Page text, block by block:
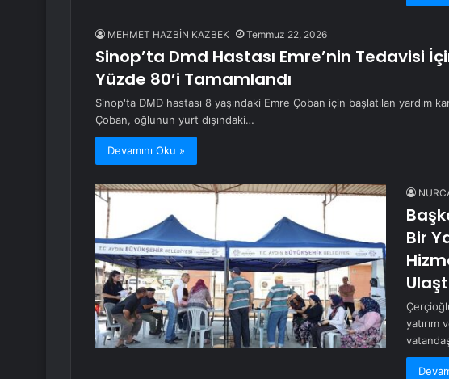
MEHMET HAZBİN KAZBEK Temmuz 22, 2026
Sinop’ta Dmd Hastası Emre’nin Tedavisi
Yüzde 80’i Tamamlandı
Sinop'ta DMD hastası 8 yaşındaki Emre Çoban için başlatılan yardım
Çoban, oğlunun yurt dışındaki…
Devamını Oku »
Bir
yatırım